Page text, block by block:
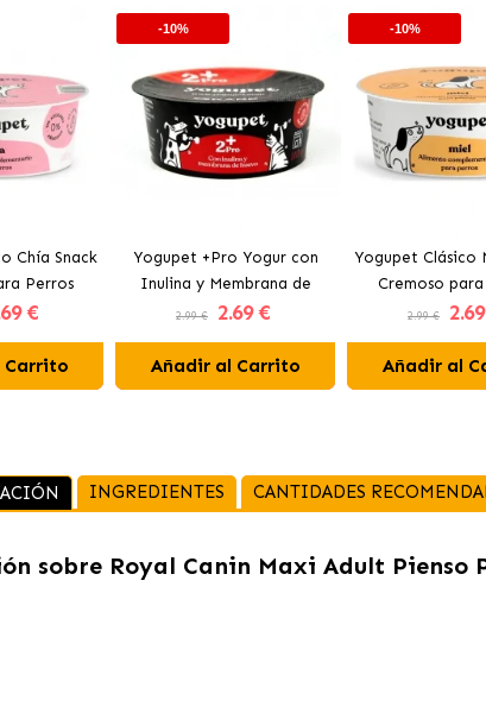
Chía Snack
Perros
€
Carrito
-10%
Yogupet +Pro Yogur con
Inulina y Membrana de
Huevo para Perros y Gatos
2.99 € 2.69 €
Añadir al Carrito
-10%
Yogupet Clásico
Cremoso
2.99 € 2
Añadir al
INGREDIENTES CANTIDADES
sobre Royal Canin Maxi Adult Pienso